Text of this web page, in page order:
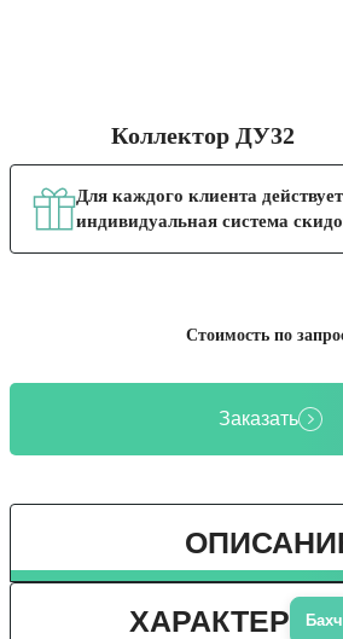
Коллектор ДУ32
Для каждого клиента действует
индивидуальная система
Стоимость по
Заказать